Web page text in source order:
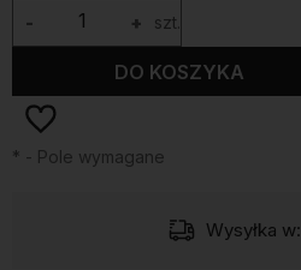
+
- szt.
DO KOSZYKA
* - Pole wymagane
Wysyłka w: